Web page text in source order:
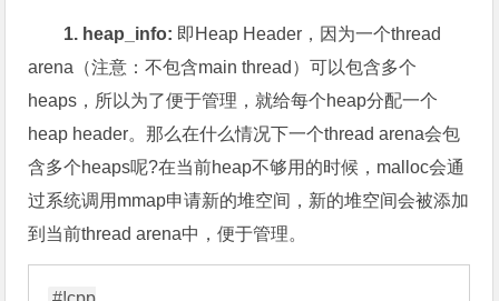
1. heap_info: 即Heap Header，因为一个thread
arena（注意：不包含main thread）可以包含多个
heaps，所以为了便于管理，就给每个heap分配一个
heap header。那么在什么情况下一个thread arena会包
含多个heaps呢?在当前heap不够用的时候，malloc会通
过系统调用mmap申请新的堆空间，新的堆空间会被添加
到当前thread arena中，便于管理。